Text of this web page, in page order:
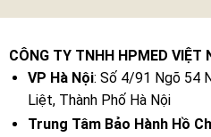
CÔNG TY TNHH HPMED VIỆT
VP Hà Nội: Số 4/91 Ngõ 54
Liệt, Thành Phố Hà Nội
Trung Tâm Bảo Hành Hồ